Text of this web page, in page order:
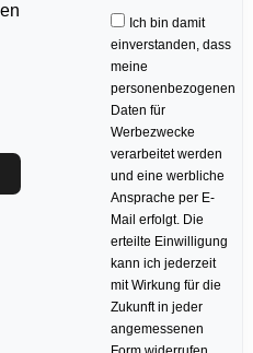
Ich bin damit
einverstanden, dass
meine
personenbezogenen
Daten für
Werbezwecke
verarbeitet werden
und eine werbliche
Ansprache per E-
Mail erfolgt. Die
erteilte Einwilligung
kann ich jederzeit
mit Wirkung für die
Zukunft in jeder
angemessenen